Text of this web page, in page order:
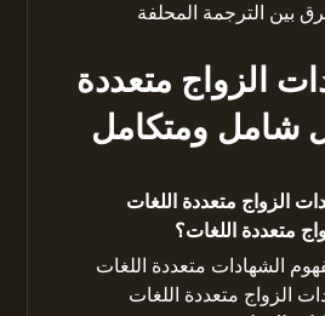
بين الترجمة المحلفة
الزواج متعددة
شامل ومتكامل
الزواج متعددة اللغات
متعددة اللغات؟
الشهادات متعددة اللغات
الزواج متعددة اللغات